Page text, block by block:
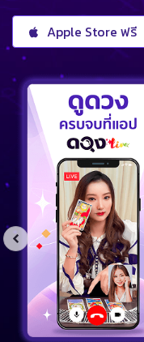
Apple Store ฟรี